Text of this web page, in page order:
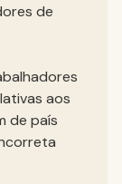
de
aos
de país